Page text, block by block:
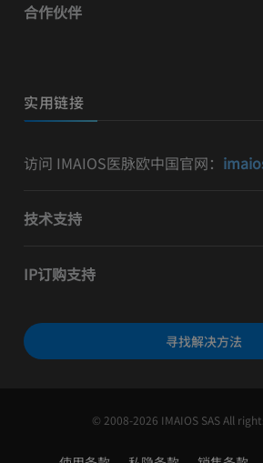
合作伙伴
实用链接
访问 IMAIOS医脉欧中国官网：
技术支持
IP订购支持
寻找解决方法
© 2008-2026 IMAIOS SAS All